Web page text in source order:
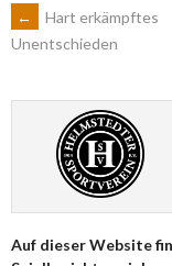
ARTIKEL-
←
Hart erkämpftes
Unentschieden
Auf dieser Website